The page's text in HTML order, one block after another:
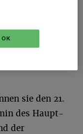
sie den 21.
des Haupt-
der
OK